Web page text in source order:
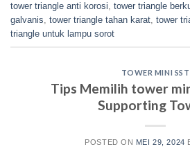
tower triangle anti korosi, tower triangle
galvanis, tower triangle tahan karat, tower
triangle untuk lampu sorot
TOWER MINI SST
Tips Memilih tower
Supporting
POSTED ON MEI 29, 2024